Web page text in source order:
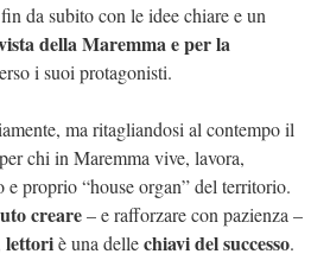
da subito con le idee chiare e un
della Maremma e per la
i suoi protagonisti.
ma ritagliandosi al contempo il
chi in Maremma vive, lavora,
proprio “house organ” del territorio.
creare– e rafforzare con pazienza –
lettoriè una dellechiavi del successo.